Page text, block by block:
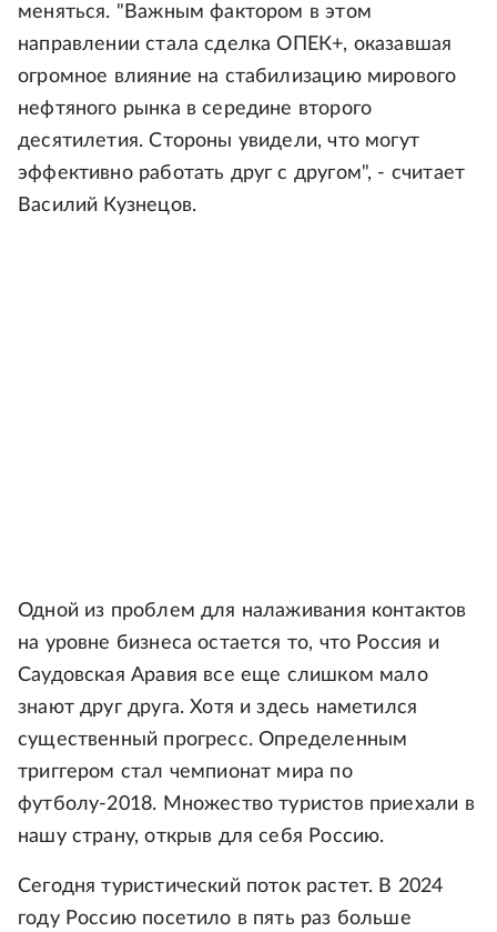
меняться. "Важным фактором в этом
направлении стала сделка ОПЕК+, оказавшая
огромное влияние на стабилизацию мирового
нефтяного рынка в середине второго
десятилетия. Стороны увидели, что могут
эффективно работать друг с другом", - считает
Василий Кузнецов.
Одной из проблем для налаживания контактов
на уровне бизнеса остается то, что Россия и
Саудовская Аравия все еще слишком мало
знают друг друга. Хотя и здесь наметился
существенный прогресс. Определенным
триггером стал чемпионат мира по
футболу-2018. Множество туристов приехали в
нашу страну, открыв для себя Россию.
Сегодня туристический поток растет. В 2024
году Россию посетило в пять раз больше